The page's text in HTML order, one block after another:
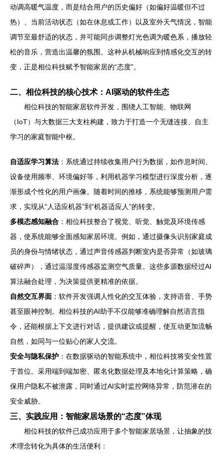
动调高暖气温度，而是结合用户的历史偏好（如偏好温暖但不过
热）、当前活动状态（如在休息或工作）以及室外天气情况，智能
调节至最舒适的状态，并可能同步调整灯光色调为暖色系，播放轻
松的音乐，营造出温馨的氛围。这种从机械响应到情感化交互的转
变，正是相位科技赋予智能家居的“态度”。
二、相位科技的核心技术：AI驱动的软件生态
相位科技的智能家居软件开发，围绕人工智能、物联网
（IoT）与大数据三大支柱构建，致力于打造一个无缝连接、自主
学习的家庭智能中枢。
自适应学习算法 ：系统通过持续收集用户行为数据，如作息时间、
设备使用频率、环境偏好等，利用机器学习模型进行深度分析，逐
渐形成个性化的用户画像。随着时间的推移，系统能够预测用户需
求，实现从“人适应机器”到“机器适应人”的转变。
多模态感知融合 ：相位科技整合了视觉、听觉、触觉及环境传感
器，使系统能够全面感知家居环境。例如，通过摄像头识别家庭成
员的身份与情绪状态，通过声音传感器判断室内是否异常（如玻璃
破碎声），通过温湿度传感器监测空气质量。这些多源数据经过AI
算法融合处理，为决策提供更精准的依据。
自然交互界面 ：软件开发强调人性化的交互体验，支持语音、手势
甚至眼神控制。相位科技的AI助手不仅能够准确理解自然语言指
令，还能根据上下文进行对话，提供建议或提醒，使互动更加流畅
自然，如同与一位贴心的家人交流。
安全与隐私保护 ：在数据驱动的智能系统中，相位科技将安全性置
于首位。采用端到端加密、匿名化数据处理及本地化计算策略，确
保用户隐私不被泄露，同时通过AI实时监控网络异常，防范潜在的
安全威胁。
三、实践应用：智能家居场景的“态度”体现
相位科技的软件已成功应用于多个智能家居场景，让抽象的技
术理念转化为具体的生活便利：